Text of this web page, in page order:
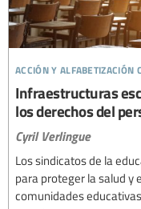
acción y alfabetización
Infraestructuras
los derechos del
Cyril Verlingue
Los sindicatos de la
para proteger la salud y
comunidades